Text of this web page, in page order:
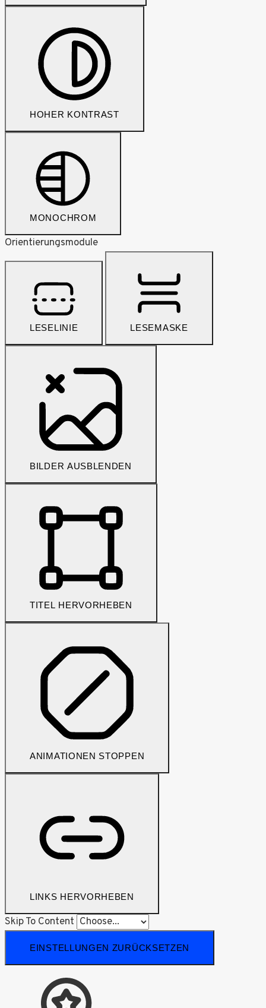
HOHER KONTRAST
MONOCHROM
Orientierungsmodule
LESELINIE LESEMASKE
BILDER AUSBLENDEN
TITEL HERVORHEBEN
ANIMATIONEN STOPPEN
LINKS HERVORHEBEN
Skip To Content
EINSTELLUNGEN ZURÜCKSETZEN